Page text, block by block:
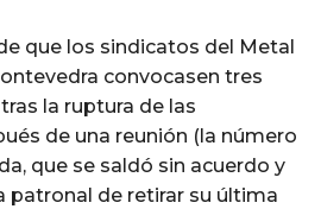
que los sindicatos del Metal
convocasen tres
la ruptura de las
de una reunión (la número
que se saldó sin acuerdo y
patronal de retirar su última